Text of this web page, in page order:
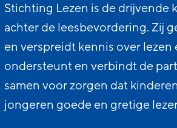
Stichting Lezen is de drijvende
achter de leesbevordering. Zij
en verspreidt kennis over lezen
ondersteunt en verbindt de
samen voor zorgen dat
jongeren goede en gretige